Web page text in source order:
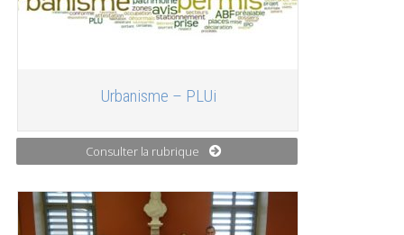
Urbanisme – PLUi
Consulter la rubrique